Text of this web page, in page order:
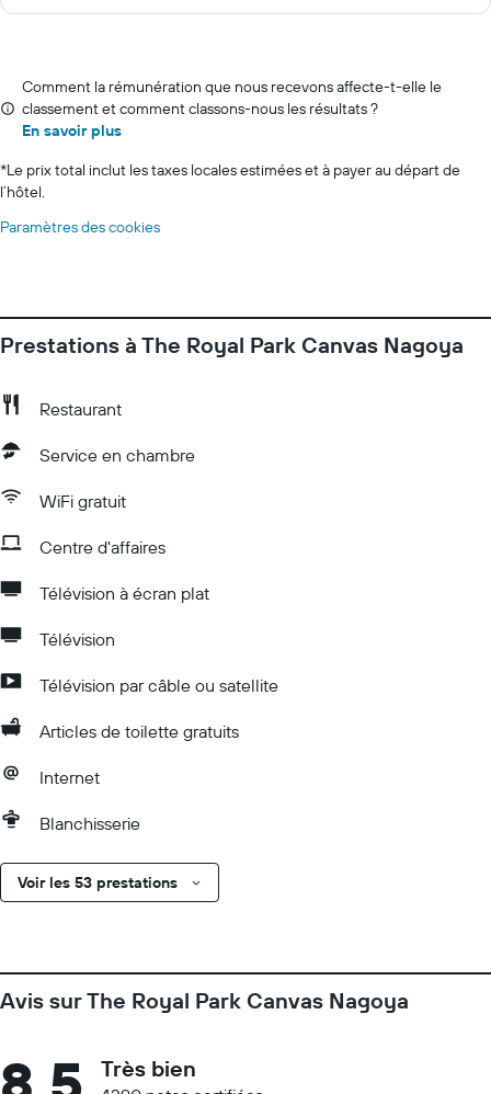
Comment la rémunération que nous recevons affecte-t-elle le
classement et comment classons-nous les résultats ?
En savoir plus
*Le prix total inclut les taxes locales estimées et à payer au départ de
l’hôtel.
Paramètres des cookies
Prestations à The Royal Park Canvas Nagoya
Restaurant
Service en chambre
WiFi gratuit
Centre d'affaires
Télévision à écran plat
Télévision
Télévision par câble ou satellite
Articles de toilette gratuits
Internet
Blanchisserie
Voir les 53 prestations
Avis sur The Royal Park Canvas Nagoya
Très bien